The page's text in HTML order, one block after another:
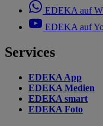
EDEKA auf
EDEKA auf
Services
EDEKA App
EDEKA Medien
EDEKA smart
EDEKA Foto